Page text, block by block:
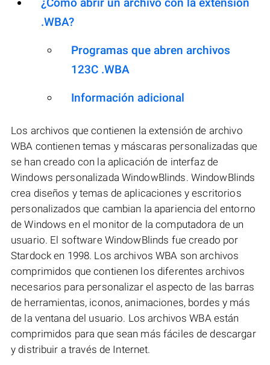
.WBA?
Programas que abren archivos
123C .WBA
Información adicional
Los archivos que contienen la extensión de archivo
WBA contienen temas y máscaras personalizadas que
se han creado con la aplicación de interfaz de
Windows personalizada WindowBlinds. WindowBlinds
crea diseños y temas de aplicaciones y escritorios
personalizados que cambian la apariencia del entorno
de Windows en el monitor de la computadora de un
usuario. El software WindowBlinds fue creado por
Stardock en 1998. Los archivos WBA son archivos
comprimidos que contienen los diferentes archivos
necesarios para personalizar el aspecto de las barras
de herramientas, iconos, animaciones, bordes y más
de la ventana del usuario. Los archivos WBA están
comprimidos para que sean más fáciles de descargar
y distribuir a través de Internet.